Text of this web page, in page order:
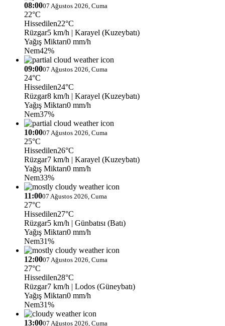
08:0007 Ağustos 2026, Cuma
22°C
Hissedilen22°C
Rüzgar5 km/h | Karayel (Kuzeybatı)
Yağış Miktarı0 mm/h
Nem42%
09:0007 Ağustos 2026, Cuma
24°C
Hissedilen24°C
Rüzgar8 km/h | Karayel (Kuzeybatı)
Yağış Miktarı0 mm/h
Nem37%
10:0007 Ağustos 2026, Cuma
25°C
Hissedilen26°C
Rüzgar7 km/h | Karayel (Kuzeybatı)
Yağış Miktarı0 mm/h
Nem33%
11:0007 Ağustos 2026, Cuma
27°C
Hissedilen27°C
Rüzgar5 km/h | Günbatısı (Batı)
Yağış Miktarı0 mm/h
Nem31%
12:0007 Ağustos 2026, Cuma
27°C
Hissedilen28°C
Rüzgar7 km/h | Lodos (Güneybatı)
Yağış Miktarı0 mm/h
Nem31%
13:0007 Ağustos 2026, Cuma